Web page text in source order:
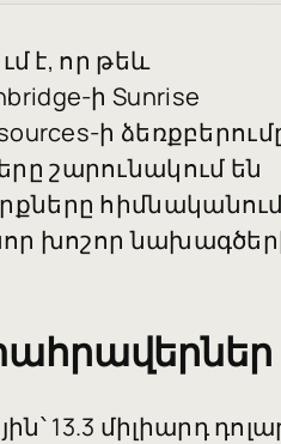
է, որ թեև
ի Sunrise
ի
շարունակում են
խոշոր
13.3 միլիարդ